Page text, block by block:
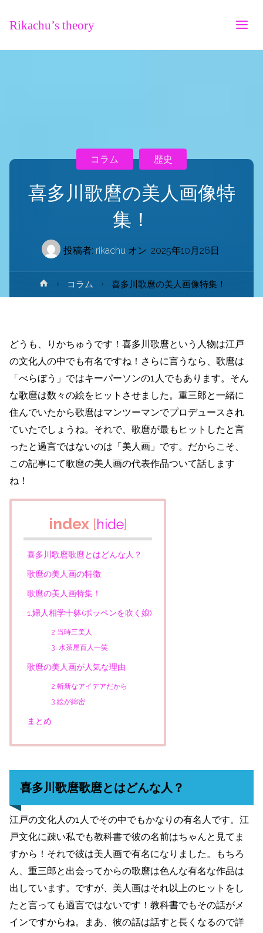
Rikachu’s theory
喜多川歌麿の美人画像特
集！
投稿者: rikachu オン 2025年10月26日
コラム 歴史
ホ
ー
コラム 喜多川歌麿の美人画像特集！
どうも、りかちゅうです！喜多川歌麿という人物は江戸
の文化人の中でも有名ですね！さらに言うなら、歌麿は
「べらぼう」ではキーパーソンの1人でもあります。そん
な歌麿は数々の絵をヒットさせました。重三郎と一緒に
住んでいたから歌麿はマンツーマンでプロデュースされ
ていたでしょうね。それで、歌麿が最もヒットしたと言
ったと過言ではないのは「美人画」です。だからこそ、
この記事にて歌麿の美人画の代表作品ついて話します
ね！
index [hide]
喜多川歌麿歌麿とはどんな人？
歌麿の美人画の特徴
歌麿の美人画特集！
1.婦人相学十躰(ポッペンを吹く娘)
2.当時三美人
3. 水茶屋百人一笑
歌麿の美人画が人気な理由
2.斬新なアイデアだから
3.絵が綿密
まとめ
喜多川歌麿歌麿とはどんな人？
江戸の文化人の1人でその中でもかなりの有名人です。江
戸文化に疎い私でも教科書で彼の名前はちゃんと見てま
すから！それで彼は美人画で有名になりました。もちろ
ん、重三郎と出会ってからの歌麿は色んな有名な作品は
出しています。ですが、美人画はそれ以上のヒットをし
たと言っても過言ではないです！教科書でもその話がメ
インですからね。まあ、彼の話は話すと長くなるので詳